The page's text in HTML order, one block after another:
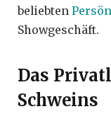
beliebten
Showgeschäft.
Das
Schweins